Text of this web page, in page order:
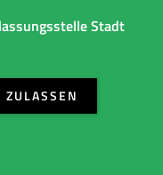
Stadt